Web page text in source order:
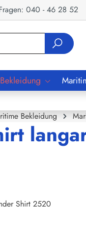
040 - 46 28 52
Bekleidung